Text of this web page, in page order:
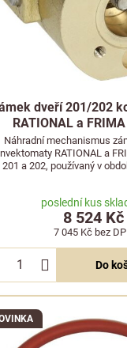
dveří 201/202
RATIONAL a FRIMA
Náhradní mechanismus
RATIONAL a
201 a 202, používaný v
poslední kus
8 524 Kč
7 045 Kč bez
Do